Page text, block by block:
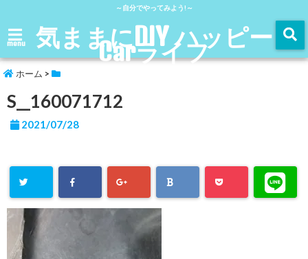
～自分でやってみよう!～
menu 気ままにDIY ハッピー
Carライフ
ホーム >
S__160071712
2021/07/28